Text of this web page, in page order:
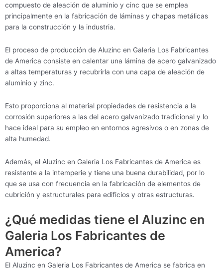
compuesto de aleación de aluminio y cinc que se emplea
principalmente en la fabricación de láminas y chapas metálicas
para la construcción y la industria.
El proceso de producción de Aluzinc en Galeria Los Fabricantes
de America consiste en calentar una lámina de acero galvanizado
a altas temperaturas y recubrirla con una capa de aleación de
aluminio y zinc.
Esto proporciona al material propiedades de resistencia a la
corrosión superiores a las del acero galvanizado tradicional y lo
hace ideal para su empleo en entornos agresivos o en zonas de
alta humedad.
Además, el Aluzinc en Galeria Los Fabricantes de America es
resistente a la intemperie y tiene una buena durabilidad, por lo
que se usa con frecuencia en la fabricación de elementos de
cubrición y estructurales para edificios y otras estructuras.
¿Qué medidas tiene el Aluzinc en
Galeria Los Fabricantes de
America?
El Aluzinc en Galeria Los Fabricantes de America se fabrica en